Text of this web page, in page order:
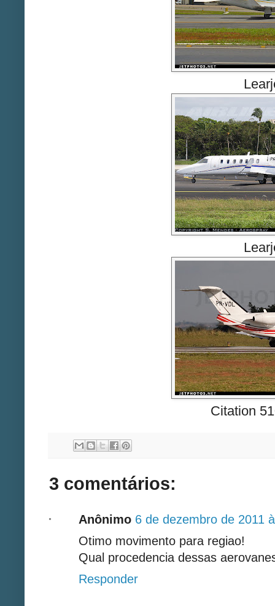
Citation
3 comentários:
Anônimo 6 de dezembro de 2011
Otimo movimento para regiao!
Qual procedencia dessas
Responder